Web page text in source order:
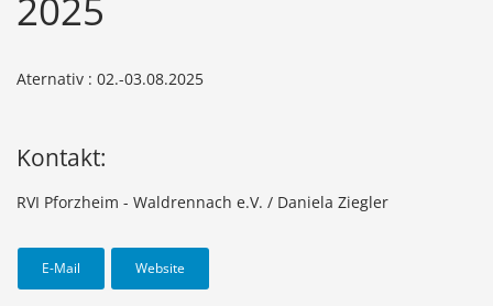
2025
Aternativ : 02.-03.08.2025
Kontakt:
RVI Pforzheim - Waldrennach e.V. / Daniela Ziegler
E-Mail Website